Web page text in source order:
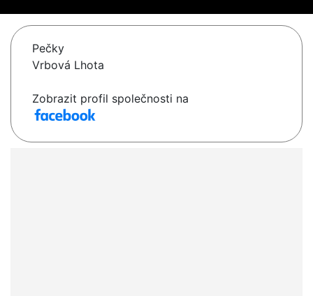
Pečky
Vrbová Lhota
Zobrazit profil společnosti na